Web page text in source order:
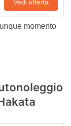
Vedi offerta
momento